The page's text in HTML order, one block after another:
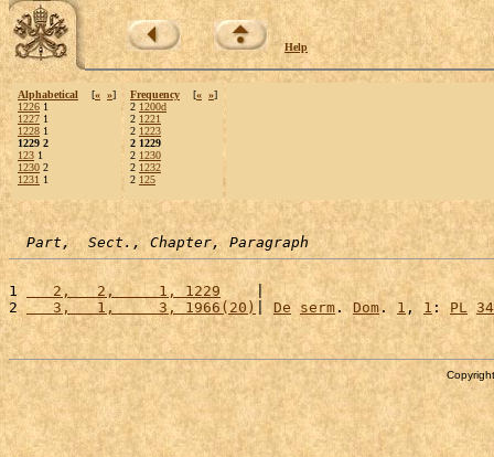
Help
Alphabetical [« »]
1226 1
1227 1
1228 1
1229 2
123 1
1230 2
1231 1
Frequency [« »]
2 1200d
2 1221
2 1223
2 1229
2 1230
2 1232
2 125
Part,  Sect., Chapter, Paragraph
1
   2,   2,     1, 1229
2
   3,   1,     3, 1966(20)
| De serm . Dom. 1 , 1 : PL 34